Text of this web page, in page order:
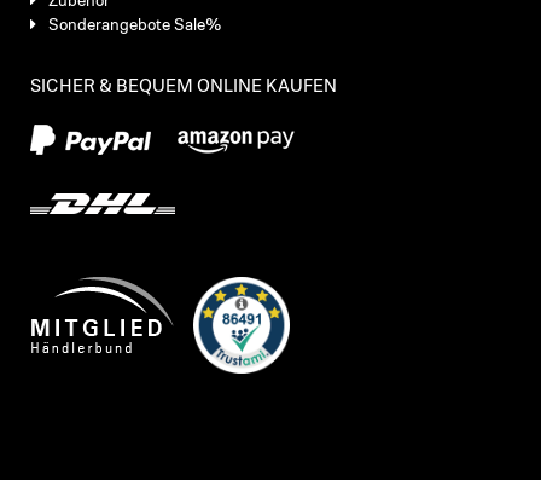
Sonderangebote Sale%
SICHER & BEQUEM ONLINE KAUFEN